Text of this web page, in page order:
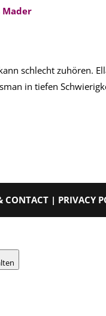
Mader
schlecht zuhören.
in tiefen
CONTACT | PRIVACY